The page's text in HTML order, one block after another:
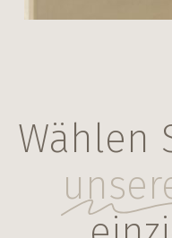
Wählen